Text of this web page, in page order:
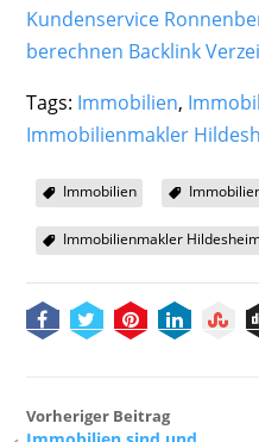
Kundenservice
berechnen Backlink
Tags: Immobilien,
Immobilienmakler
Immobilien
Immobilienmakler
Vorheriger Beitrag